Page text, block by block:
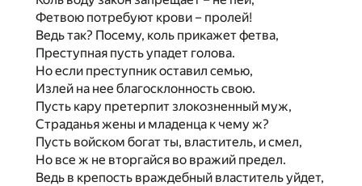
Фетвою потребуют крови – пролей!
Ведь так? Посему, коль прикажет фетва,
Преступная пусть упадет голова.
Но если преступник оставил семью,
Излей на нее благосклонность свою.
Пусть кару претерпит злокозненный муж,
Страданья жены и младенца к чему ж?
Пусть войском богат ты, властитель, и смел,
Но все ж не вторгайся во вражий предел.
Ведь в крепость враждебный властитель уйдет,